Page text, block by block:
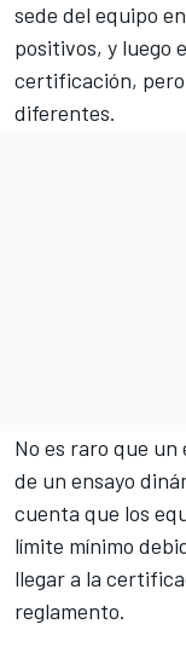
sede del equipo
positivos, y luego
certificación,
diferentes.
No es raro que
de un ensayo
cuenta que los
límite mínimo
llegar a la
reglamento.